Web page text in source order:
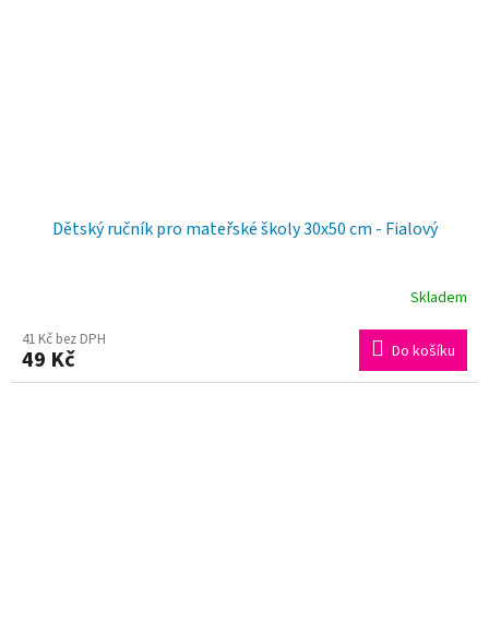
Dětský ručník pro mateřské školy 30x50 cm - Fialový
hodnocení
produktu
Skladem
41 Kč bez DPH
49 Kč Do košíku